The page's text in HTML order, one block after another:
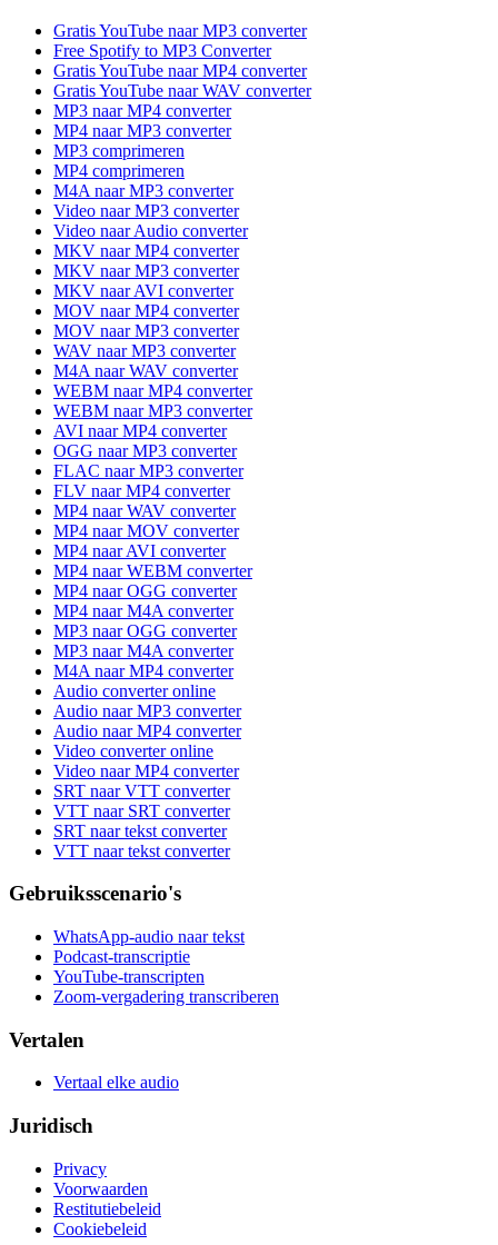
Gratis YouTube naar MP3 converter
Free Spotify to MP3 Converter
Gratis YouTube naar MP4 converter
Gratis YouTube naar WAV converter
MP3 naar MP4 converter
MP4 naar MP3 converter
MP3 comprimeren
MP4 comprimeren
M4A naar MP3 converter
Video naar MP3 converter
Video naar Audio converter
MKV naar MP4 converter
MKV naar MP3 converter
MKV naar AVI converter
MOV naar MP4 converter
MOV naar MP3 converter
WAV naar MP3 converter
M4A naar WAV converter
WEBM naar MP4 converter
WEBM naar MP3 converter
AVI naar MP4 converter
OGG naar MP3 converter
FLAC naar MP3 converter
FLV naar MP4 converter
MP4 naar WAV converter
MP4 naar MOV converter
MP4 naar AVI converter
MP4 naar WEBM converter
MP4 naar OGG converter
MP4 naar M4A converter
MP3 naar OGG converter
MP3 naar M4A converter
M4A naar MP4 converter
Audio converter online
Audio naar MP3 converter
Audio naar MP4 converter
Video converter online
Video naar MP4 converter
SRT naar VTT converter
VTT naar SRT converter
SRT naar tekst converter
VTT naar tekst converter
Gebruiksscenario's
WhatsApp-audio naar tekst
Podcast-transcriptie
YouTube-transcripten
Zoom-vergadering transcriberen
Vertalen
Vertaal elke audio
Juridisch
Privacy
Voorwaarden
Restitutiebeleid
Cookiebeleid